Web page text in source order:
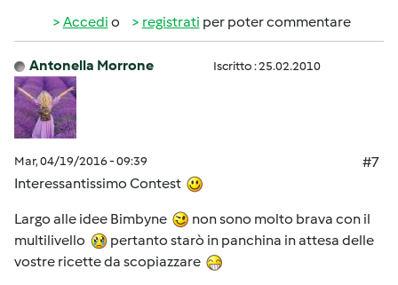
Accedi o registrati per poter commentare
Antonella Morrone Iscritto : 25.02.2010
Mar, 04/19/2016 - 09:39
#7
Interessantissimo Contest
Largo alle idee Bimbyne
non sono molto brava con il
multilivello
pertanto starò in panchina in attesa delle
vostre ricette da scopiazzare